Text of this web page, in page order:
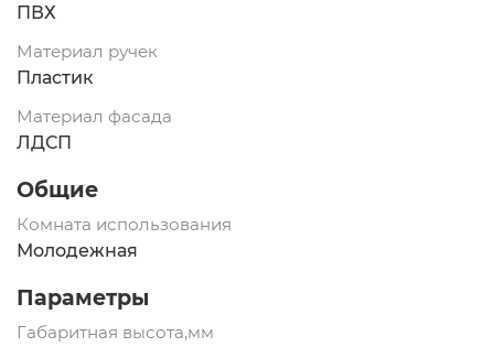
ПВХ
Материал ручек
Пластик
Материал фасада
ЛДСП
Общие
Комната использования
Молодежная
Параметры
Габаритная высота,мм